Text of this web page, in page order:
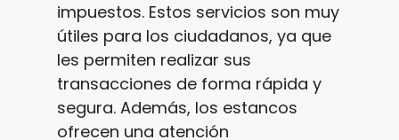
impuestos. Estos servicios son muy
útiles para los ciudadanos, ya que
les permiten realizar sus
transacciones de forma rápida y
segura. Además, los estancos
ofrecen una atención